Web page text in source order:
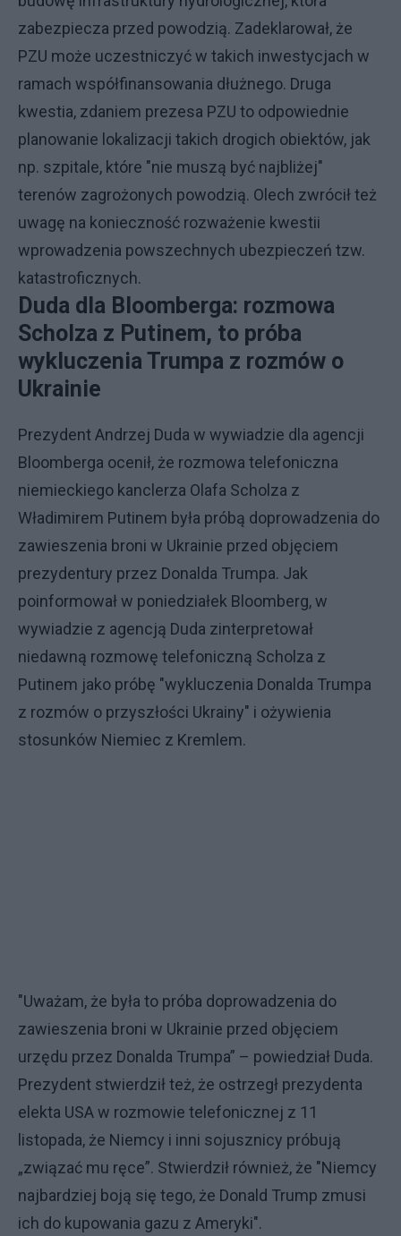
zabezpiecza przed powodzią. Zadeklarował, że
PZU może uczestniczyć w takich inwestycjach w
ramach współfinansowania dłużnego. Druga
kwestia, zdaniem prezesa PZU to odpowiednie
planowanie lokalizacji takich drogich obiektów, jak
np. szpitale, które "nie muszą być najbliżej"
terenów zagrożonych powodzią. Olech zwrócił też
uwagę na konieczność rozważenie kwestii
wprowadzenia powszechnych ubezpieczeń tzw.
katastroficznych.
Duda dla Bloomberga: rozmowa
Scholza z Putinem, to próba
wykluczenia Trumpa z rozmów o
Ukrainie
Prezydent Andrzej Duda w wywiadzie dla agencji
Bloomberga ocenił, że rozmowa telefoniczna
niemieckiego kanclerza Olafa Scholza z
Władimirem Putinem była próbą doprowadzenia do
zawieszenia broni w Ukrainie przed objęciem
prezydentury przez Donalda Trumpa. Jak
poinformował w poniedziałek Bloomberg, w
wywiadzie z agencją Duda zinterpretował
niedawną rozmowę telefoniczną Scholza z
Putinem jako próbę "wykluczenia Donalda Trumpa
z rozmów o przyszłości Ukrainy" i ożywienia
stosunków Niemiec z Kremlem.
"Uważam, że była to próba doprowadzenia do
zawieszenia broni w Ukrainie przed objęciem
urzędu przez Donalda Trumpa” – powiedział Duda.
Prezydent stwierdził też, że ostrzegł prezydenta
elekta USA w rozmowie telefonicznej z 11
listopada, że Niemcy i inni sojusznicy próbują
„związać mu ręce”. Stwierdził również, że "Niemcy
najbardziej boją się tego, że Donald Trump zmusi
ich do kupowania gazu z Ameryki".